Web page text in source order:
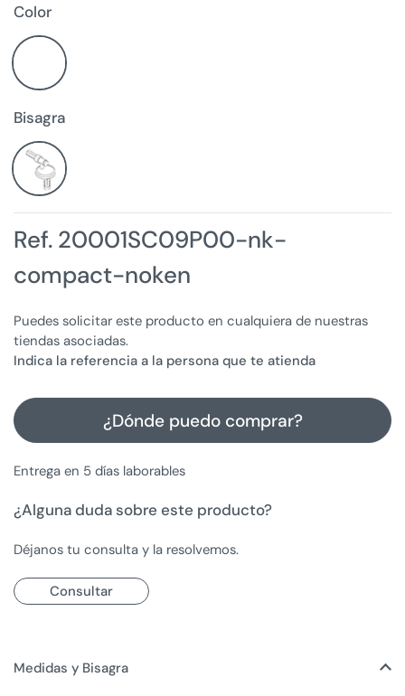
Color
Bisagra
Ref. 20001SC09P00-nk-
compact-noken
Puedes solicitar este producto en cualquiera de nuestras
tiendas asociadas.
Indica la referencia a la persona que te atienda
¿Dónde puedo comprar?
Entrega en 5 días laborables
¿Alguna duda sobre este producto?
Déjanos tu consulta y la resolvemos.
Consultar
Medidas y Bisagra